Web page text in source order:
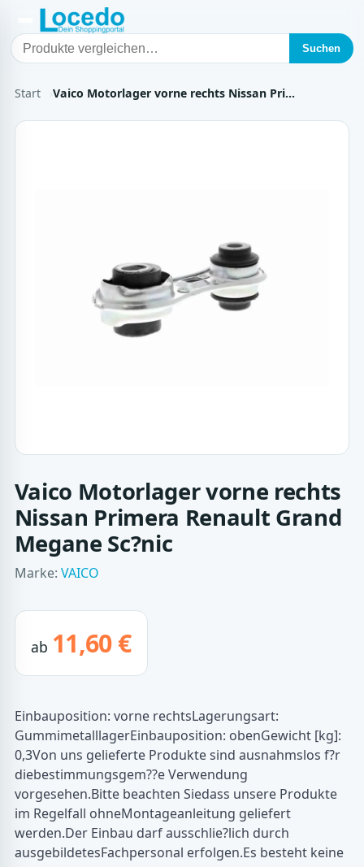
Suchen
Start Vaico Motorlager vorne rechts Nissan Pri…
Vaico Motorlager vorne rechts
Nissan Primera Renault Grand
Megane Sc?nic
Marke: VAICO
ab 11,60 €
Einbauposition: vorne rechtsLagerungsart:
GummimetalllagerEinbauposition: obenGewicht [kg]:
0,3Von uns gelieferte Produkte sind ausnahmslos f?r
diebestimmungsgem??e Verwendung
vorgesehen.Bitte beachten Siedass unsere Produkte
im Regelfall ohneMontageanleitung geliefert
werden.Der Einbau darf ausschlie?lich durch
ausgebildetesFachpersonal erfolgen.Es besteht keine